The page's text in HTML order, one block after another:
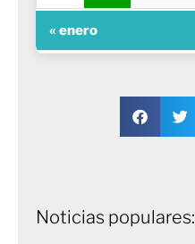
« enero
Noticias populares: